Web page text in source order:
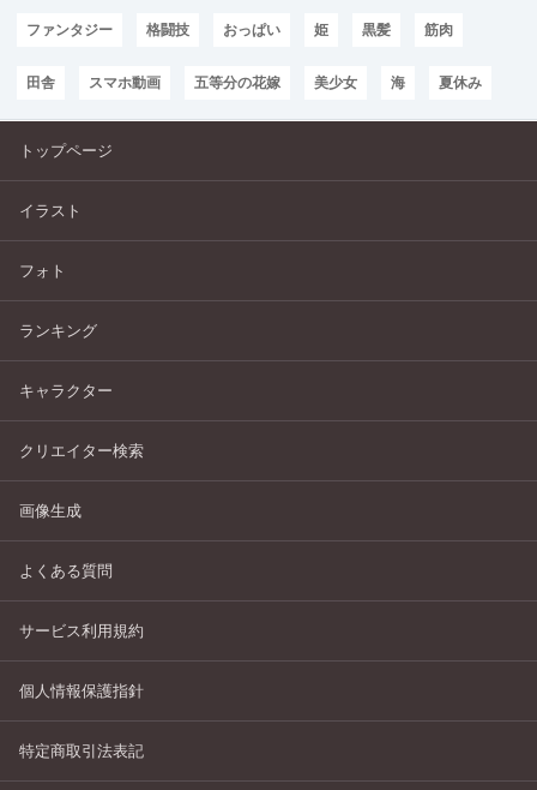
ファンタジー 格闘技 おっぱい 姫 黒髪 筋肉
田舎 スマホ動画 五等分の花嫁 美少女 海 夏休み
トップページ
イラスト
フォト
ランキング
キャラクター
クリエイター検索
画像生成
よくある質問
サービス利用規約
個人情報保護指針
特定商取引法表記